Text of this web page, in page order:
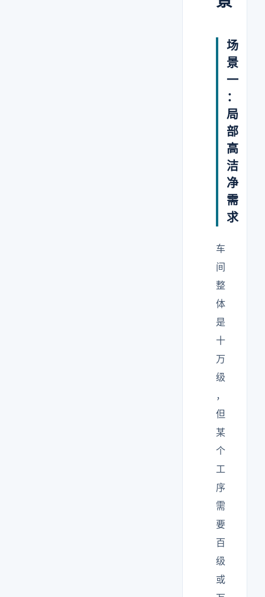
场
景
一
：
局
部
高
洁
净
需
求
车
间
整
体
是
十
万
级
，
但
某
个
工
序
需
要
百
级
或